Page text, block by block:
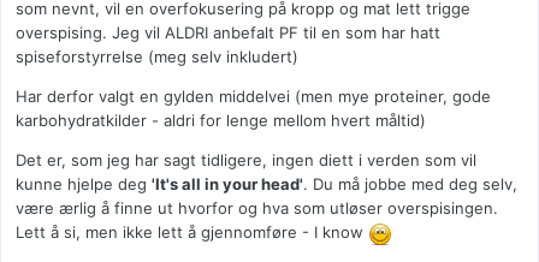
som nevnt, vil en overfokusering på kropp og mat lett trigge
overspising. Jeg vil ALDRI anbefalt PF til en som har hatt
spiseforstyrrelse (meg selv inkludert)
Har derfor valgt en gylden middelvei (men mye proteiner, gode
karbohydratkilder - aldri for lenge mellom hvert måltid)
Det er, som jeg har sagt tidligere, ingen diett i verden som vil
kunne hjelpe deg 'It's all in your head'. Du må jobbe med deg selv,
være ærlig å finne ut hvorfor og hva som utløser overspisingen.
Lett å si, men ikke lett å gjennomføre - I know